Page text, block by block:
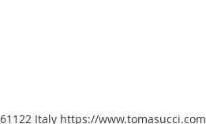
Italy https://www.tomasucci.com